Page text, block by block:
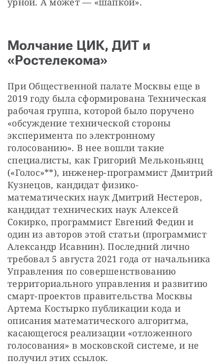
Молчание ЦИК, ДИТ и
«Ростелекома»
При Общественной палате Москвы еще в
2019 году была сформирована Техническая
рабочая группа, которой было поручено
«обсуждение технической стороны
эксперимента по электронному
голосованию». В нее вошли такие
специалисты, как Григорий Мельконьянц
(«Голос»**), инженер-программист Дмитрий
Кузнецов, кандидат физико-
математических наук Дмитрий Нестеров,
кандидат технических наук Алексей
Сокирко, программист Евгений Федин и
один из авторов этой статьи (программист
Александр Исавнин). Последний лично
требовал 5 августа 2021 года от начальника
Управления по совершенствованию
территориального управления и развитию
смарт-проектов правительства Москвы
Артема Костырко публикации кода и
описания математического алгоритма,
касающегося реализации «отложенного
голосования» в московской системе, и не
получил этих ссылок.